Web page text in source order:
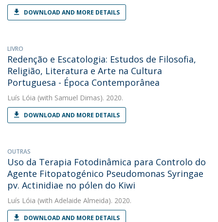
DOWNLOAD AND MORE DETAILS
LIVRO
Redenção e Escatologia: Estudos de Filosofia,
Religião, Literatura e Arte na Cultura
Portuguesa - Época Contemporânea
Luís Lóia (with Samuel Dimas). 2020.
DOWNLOAD AND MORE DETAILS
OUTRAS
Uso da Terapia Fotodinâmica para Controlo do
Agente Fitopatogénico Pseudomonas Syringae
pv. Actinidiae no pólen do Kiwi
Luís Lóia (with Adelaide Almeida). 2020.
DOWNLOAD AND MORE DETAILS